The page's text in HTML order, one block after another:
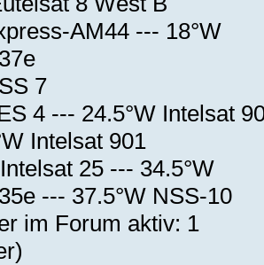
AM44 --- 18°W
7
4 --- 24.5°W Intelsat
Intelsat 901
25 --- 34.5°W
--- 37.5°W NSS-10
im Forum aktiv: 1